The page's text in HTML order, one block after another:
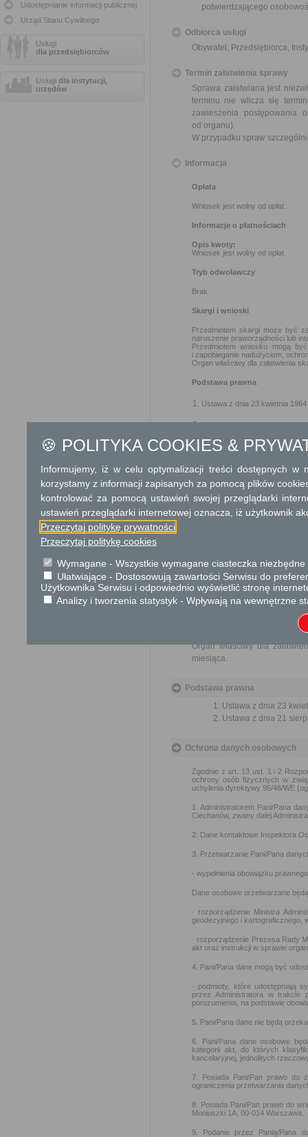
Udostępnianie informacji publicznej
Urząd Stanu Cywilnego
Usługi
dla przedsiębiorców
Usługi dla instytucji,
urzędów
potwierdzającego
Odbiorca usługi
Obywatel, Przedsiębiorca,
Termin załatwienia sprawy
Sprawa załatwiana jest
terminu nie wlicza się
zawieszenia postępowania
od organu).
W przypadku spraw
Informacja
Opłata
Wniosek jest wolny od opłat.
Informacje o płatnościach
Opis kwoty:
Wniosek jest wolny od opłat.
Tryb odwoławczy
Brak
Skargi i wnioski
Przedmiotem skargi może być
naruszenie praworządności lub
Przedmiotem wniosku mogą
i zapobieganie nadużyciom,
Organ właściwy dla załatwienia
Podstawa prawna
Ustawa z dnia 23 kwietnia
Ustawa z dnia 21 sierpnia
Dodatkowe
Opłata
Wniosek jest wolny od opłat.
Tryb odwoławczy
Skargi i wnioski
Przedmiotem skargi może
ich pracowników, naruszenie
spraw.
Przedmiotem wniosku
usprawnienie pracy i
Organ właściwy dla
miesiąca.
Podstawa prawna
Ustawa z dnia 23
Ustawa z dnia 21
Ochrona danych osobowych
Zgodnie z art. 13 ust. 1 i 2
ochrony osób fizycznych w
uchylenia dyrektywy 95/46/WE
1. Administratorem Pani/Pana
Ciechanów, zwany dalej
2. Dane kontaktowe Inspektora
3. Przetwarzanie Pani/Pana
- wypełnienia obowiązku
Dane osobowe przetwarzane
· rozporządzenie Ministra
geodezyjnego i kartograficznego,
· rozporządzenie Prezesa Rady
akt oraz instrukcji w sprawie
4. Pani/Pana dane mogą być
· podmioty, które udostępniają
przez Administratora w trakcie
porozumienia, na podstawie
5. Pani/Pana dane nie będą
6. Pani/Pana dane osobowe
kategorii akt, do których
kancelaryjnej, jednolitych
7. Posiada Pani/Pan prawo do
ograniczenia przetwarzania
8. Posiada Pani/Pan prawo do
Moniuszki 1A, 00-014 Warszawa.
9. Podanie przez Panią/Pana
🍪 POLITYKA COOKIES &
Informujemy, iż w celu optymalizacji treści dostępnych w
korzystamy z informacji zapisanych za pomocą plików
kontrolować za pomocą ustawień swojej przeglądarki
ustawień przeglądarki internetowej oznacza, iż użytkownik
Przeczytaj politykę prywatności
Przeczytaj politykę cookies
Wymagane - Wszystkie wymagane ciasteczka
Ułatwiające - Dostosowują zawartości Serwisu do
Użytkownika Serwisu i odpowiednio wyświetlić stronę
Analizy i tworzenia statystyk - Wpływają na wewnętrzne